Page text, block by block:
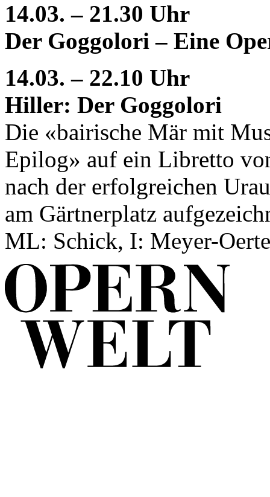
14.03. – 21.30 Uhr
Der Goggolori – Eine
14.03. – 22.10 Uhr
Hiller: Der Goggolori
Die «bairische Mär mit
Epilog» auf ein Libretto
nach der erfolgreichen
am Gärtnerplatz
ML: Schick, I: Meyer-